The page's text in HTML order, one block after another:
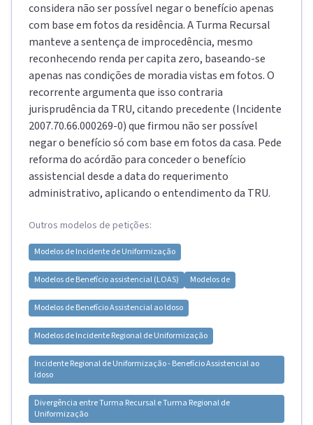
considera não ser possível negar o benefício apenas
com base em fotos da residência. A Turma Recursal
manteve a sentença de improcedência, mesmo
reconhecendo renda per capita zero, baseando-se
apenas nas condições de moradia vistas em fotos. O
recorrente argumenta que isso contraria
jurisprudência da TRU, citando precedente (Incidente
2007.70.66.000269-0) que firmou não ser possível
negar o benefício só com base em fotos da casa. Pede
reforma do acórdão para conceder o benefício
assistencial desde a data do requerimento
administrativo, aplicando o entendimento da TRU.
Outros modelos de petições:
Modelos deIncidente de Uniformização
Modelos deBenefício assistencial (LOAS) Modelos de
Modelos deBenefício Assistencial ao Idoso
Modelos deIncidente Regional de Uniformização
Incidente Regional de Uniformização - Benefício Assistencial ao
Idoso
Divergência entre Turma Recursal e Turma Regional de
Uniformização